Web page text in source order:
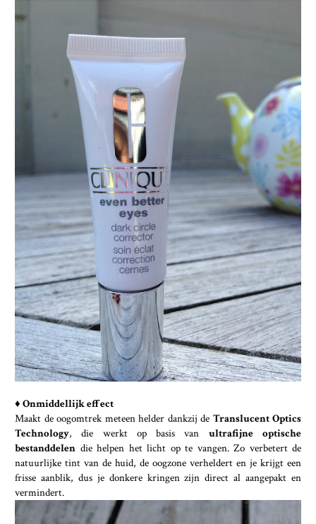
♦ Onmiddellijk effect
Maakt de oogomtrek meteen helder dankzij de Translucent Optics
Technology, die werkt op basis van ultrafijne optische
bestanddelen die helpen het licht op te vangen. Zo verbetert de
natuurlijke tint van de huid, de oogzone verheldert en je krijgt een
frisse aanblik, dus je donkere kringen zijn direct al aangepakt en
vermindert.